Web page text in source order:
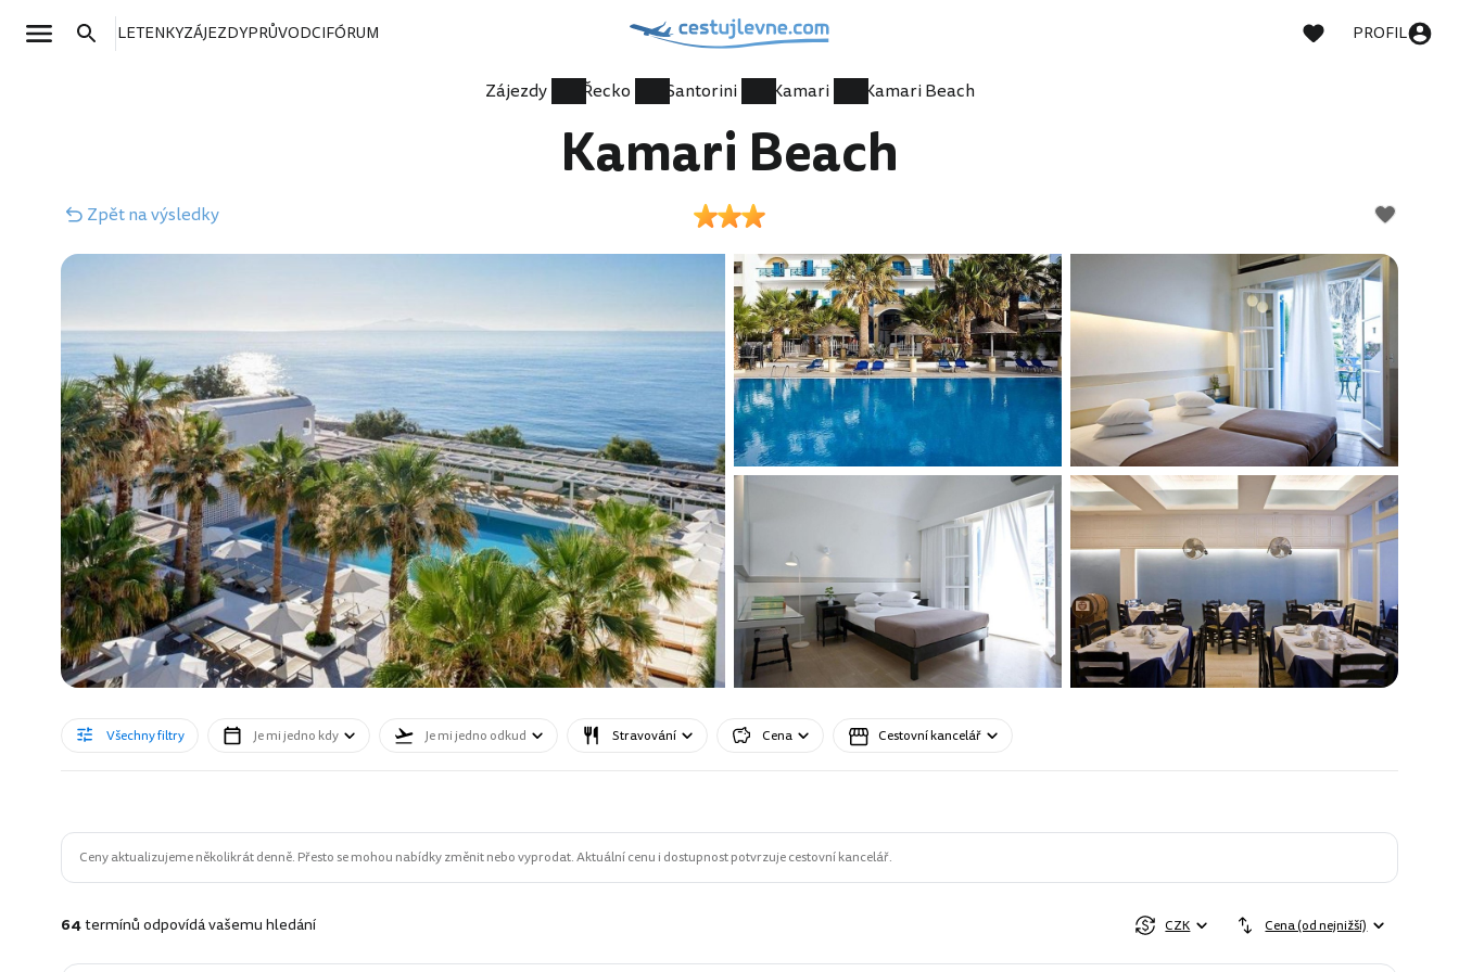
LETENKYZÁJEZDYPRŮVODCIFÓRUM PROFIL
Zájezdy Řecko Santorini Kamari Kamari Beach
Kamari Beach
Zpětna výsledky
Všechny filtry Je mi jedno kdy Je mi jedno odkud Stravování Cena Cestovní kancelář
Ceny aktualizujeme několikrát denně. Přesto se mohou nabídky změnit nebo vyprodat. Aktuální cenu i dostupnost potvrzuje cestovní kancelář.
64termínů odpovídá vašemu hledání CZK Cena (od nejnižší)